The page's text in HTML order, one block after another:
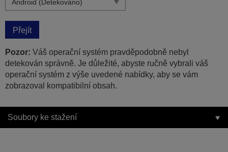
Přejít
Pozor: Váš operační systém pravděpodobně nebyl
detekován správně. Je důležité, abyste ručně vybrali váš
operační systém z výše uvedené nabídky, aby se vám
zobrazoval kompatibilní obsah.
Soubory ke stažení